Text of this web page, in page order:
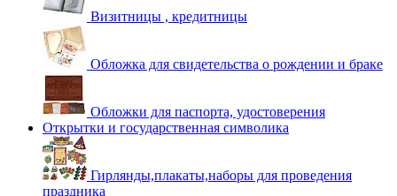
Визитницы , кредитницы
Обложка для свидетельства о рождении и браке
Обложки для паспорта, удостоверения
Открытки и государственная символика
Гирлянды,плакаты,наборы для проведения
праздника